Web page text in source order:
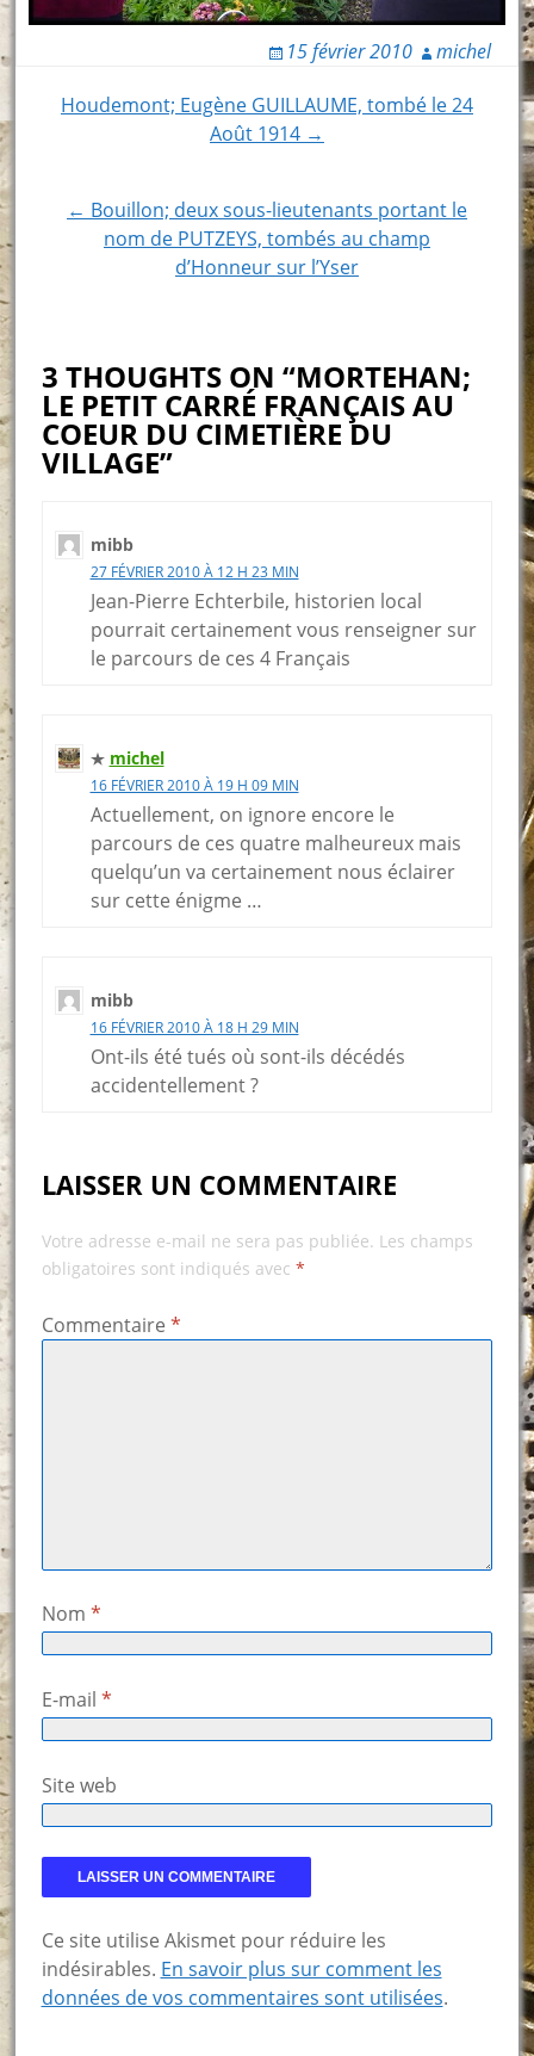
15 février 2010 michel
Post
Houdemont; Eugène GUILLAUME, tombé le 24
Août 1914 →
← Bouillon; deux sous-lieutenants portant le
nom de PUTZEYS, tombés au champ
d’Honneur sur l’Yser
3 THOUGHTS ON “MORTEHAN;
LE PETIT CARRÉ FRANÇAIS AU
COEUR DU CIMETIÈRE DU
VILLAGE”
mibb
27 FÉVRIER 2010 À 12 H 23 MIN
Jean-Pierre Echterbile, historien local
pourrait certainement vous renseigner sur
le parcours de ces 4 Français
michel
16 FÉVRIER 2010 À 19 H 09 MIN
Actuellement, on ignore encore le
parcours de ces quatre malheureux mais
quelqu’un va certainement nous éclairer
sur cette énigme …
mibb
16 FÉVRIER 2010 À 18 H 29 MIN
Ont-ils été tués où sont-ils décédés
accidentellement ?
LAISSER UN COMMENTAIRE
Votre adresse e-mail ne sera pas publiée. Les champs
obligatoires sont indiqués avec *
Commentaire *
Nom *
E-mail *
Site web
Ce site utilise Akismet pour réduire les
indésirables. En savoir plus sur comment les
données de vos commentaires sont utilisées.